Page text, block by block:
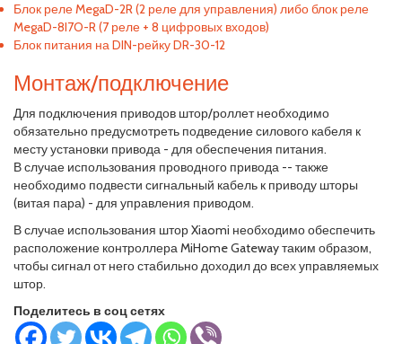
Блок реле MegaD-2R (2 реле для управления) либо блок реле
MegaD-8I7O-R (7 реле + 8 цифровых входов)
Блок питания на DIN-рейку DR-30-12
Монтаж/подключение
Для подключения приводов штор/роллет необходимо
обязательно предусмотреть подведение силового кабеля к
месту установки привода - для обеспечения питания.
В случае использования проводного привода -- также
необходимо подвести сигнальный кабель к приводу шторы
(витая пара) - для управления приводом.
В случае использования штор Xiaomi необходимо обеспечить
расположение контроллера MiHome Gateway таким образом,
чтобы сигнал от него стабильно доходил до всех управляемых
штор.
Поделитесь в соц сетях